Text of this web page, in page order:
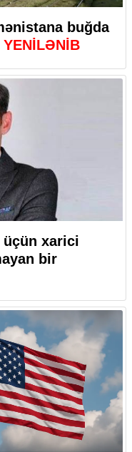
buğda
YENİLƏNİB
üçün xarici
bir